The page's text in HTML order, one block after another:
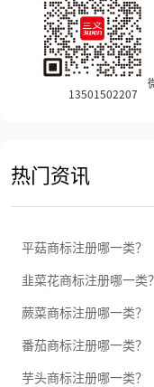
13501502207
热门资讯
平菇商标注册哪一类？
韭菜花商标注册哪一类？
蕨菜商标注册哪一类？
番茄商标注册哪一类？
芋头商标注册哪一类？